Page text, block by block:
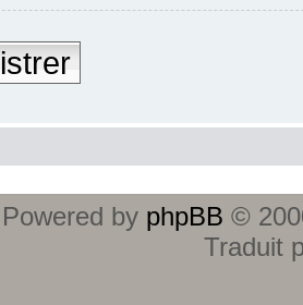
Powered by phpBB ©
Traduit